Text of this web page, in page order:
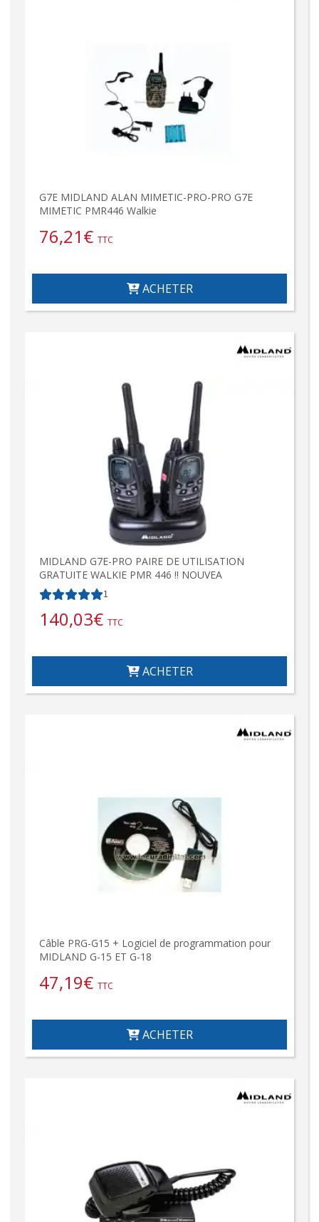
G7E MIDLAND ALAN MIMETIC-PRO-PRO G7E
MIMETIC PMR446 Walkie
76,21€ TTC
ACHETER
MIDLAND G7E-PRO PAIRE DE UTILISATION
GRATUITE WALKIE PMR 446 !! NOUVEA
1
140,03€ TTC
ACHETER
Câble PRG-G15 + Logiciel de programmation pour
MIDLAND G-15 ET G-18
47,19€ TTC
ACHETER